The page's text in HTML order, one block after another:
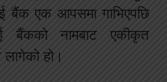
बैंक एक आपसमा गाभिएपछि
बैंकको नामबाट एकीकृत
लागेको हो।